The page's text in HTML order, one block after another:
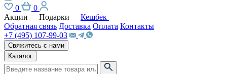
0
0
Акции
Подарки
Кешбек
Обратная связь Доставка Оплата Контакты
+7 (495) 107-99-03
Свяжитесь с нами
Каталог